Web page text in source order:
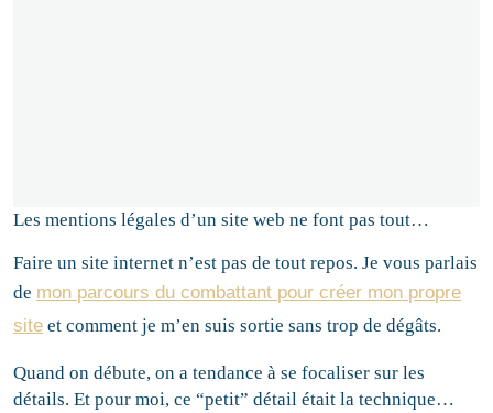
Les mentions légales d’un site web ne font pas tout…
Faire un site internet n’est pas de tout repos. Je vous parlais
de mon parcours du combattant pour créer mon propre
site et comment je m’en suis sortie sans trop de dégâts.
Quand on débute, on a tendance à se focaliser sur les
détails. Et pour moi, ce “petit” détail était la technique…